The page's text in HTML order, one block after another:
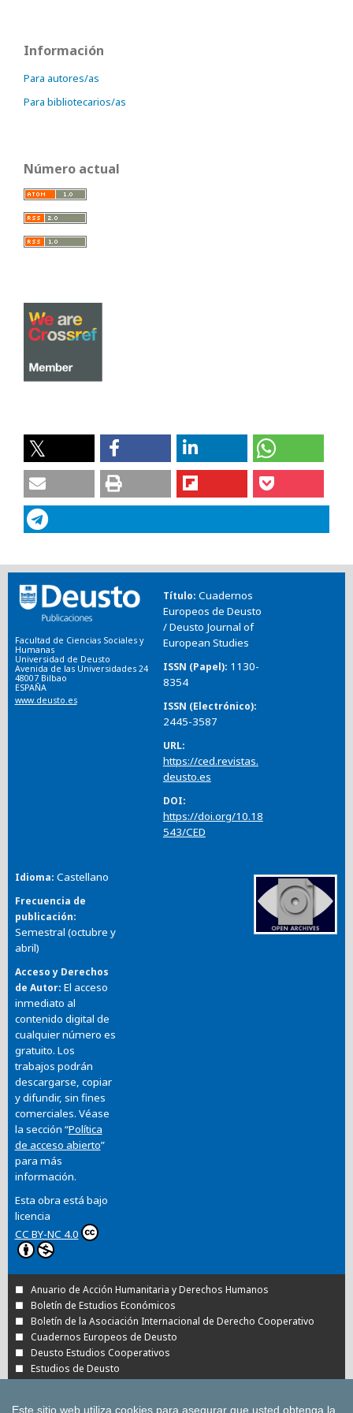
Información
Para autores/as
Para bibliotecarios/as
Número actual
Facultad de Ciencias Sociales y
Humanas
Universidad de Deusto
Avenida de las Universidades 24
48007 Bilbao
ESPAÑA
www.deusto.es
Título Cuadernos
Europeos de Deusto
/ Deusto Journal of
European Studies
ISSN (Papel) 1130-
8354
ISSN (Electrónico)
2445-3587
URL
https://ced.revistas.
deusto.es
DOI
https://doi.org/10.18
543/CED
Idioma Castellano
Frecuencia de
publicación
Semestral (octubre y
abril)
Acceso y Derechos
de Autor El acceso
inmediato al
contenido digital de
cualquier número es
gratuito. Los
trabajos podrán
descargarse, copiar
y difundir, sin fines
comerciales. Véase
la sección “Política
de acceso abierto”
para más
información.
Esta obra está bajo
licencia
CC BY-NC 4.0
Anuario de Acción Humanitaria y Derechos Humanos
Boletín de Estudios Económicos
Boletín de la Asociación Internacional de Derecho Cooperativo
Cuadernos Europeos de Deusto
Deusto Estudios Cooperativos
Estudios de Deusto
Este sitio web utiliza cookies para asegurar que usted obtenga la